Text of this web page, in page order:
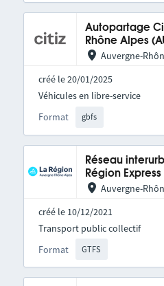
Autopartage
Rhône Alpes
Auvergne-
créé le 20/01/2025
Format gbfs
Véhicules en libre-service
Réseau
Région Express
Auvergne-
créé le 10/12/2021
Format GTFS
Transport public collectif